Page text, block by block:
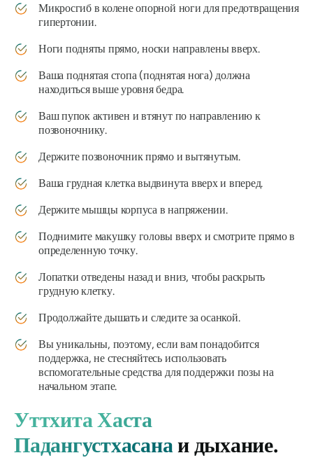
Микросгиб в колене опорной ноги для предотвращения
гипертонии.
Ноги подняты прямо, носки направлены вверх.
Ваша поднятая стопа (поднятая нога) должна
находиться выше уровня бедра.
Ваш пупок активен и втянут по направлению к
позвоночнику.
Держите позвоночник прямо и вытянутым.
Ваша грудная клетка выдвинута вверх и вперед.
Держите мышцы корпуса в напряжении.
Поднимите макушку головы вверх и смотрите прямо в
определенную точку.
Лопатки отведены назад и вниз, чтобы раскрыть
грудную клетку.
Продолжайте дышать и следите за осанкой.
Вы уникальны, поэтому, если вам понадобится
поддержка, не стесняйтесь использовать
вспомогательные средства для поддержки позы на
начальном этапе.
Уттхита Хаста
Падангустхасанаи дыхание.